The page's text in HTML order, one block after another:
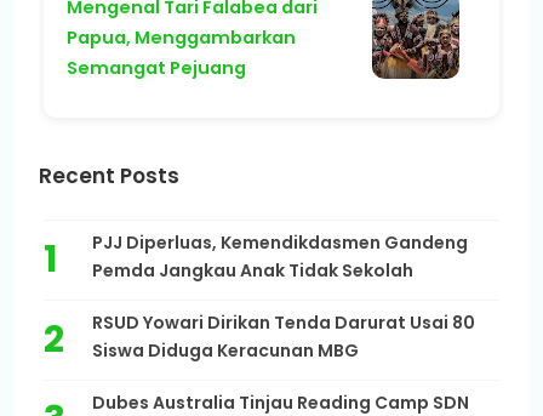
Mengenal Tari Falabea dari
Papua, Menggambarkan
Semangat Pejuang
Recent Posts
PJJ Diperluas, Kemendikdasmen Gandeng
Pemda Jangkau Anak Tidak Sekolah
RSUD Yowari Dirikan Tenda Darurat Usai 80
Siswa Diduga Keracunan MBG
Dubes Australia Tinjau Reading Camp SDN